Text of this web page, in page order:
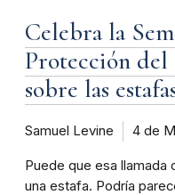
Celebra la
Protección
sobre las
Samuel Levine 4 de
Puede que esa llamada
una estafa. Podría